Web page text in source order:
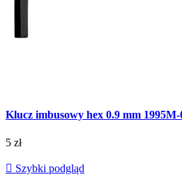
Klucz imbusowy hex 0.9 mm
5 zł
 Szybki podgląd